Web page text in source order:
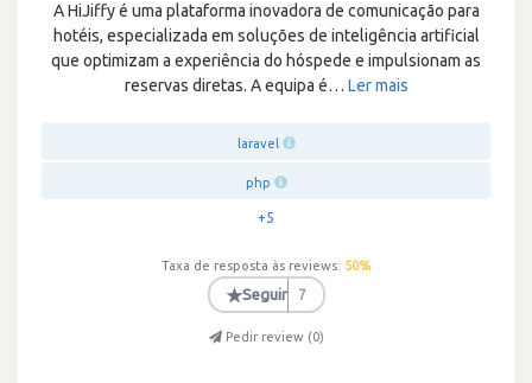
A HiJiffy é uma plataforma inovadora de comunicação para
hotéis, especializada em soluções de inteligência artificial
que optimizam a experiência do hóspede e impulsionam as
reservas diretas. A equipa é… Ler mais
laravel
php
+5
Taxa de resposta às reviews: 50%
★Seguir 7
Pedir review (0)